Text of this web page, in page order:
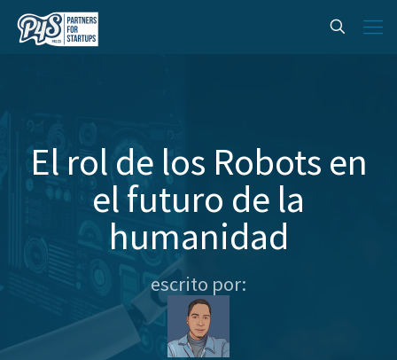
El rol de los Robots en
el futuro de la
humanidad
escrito por: